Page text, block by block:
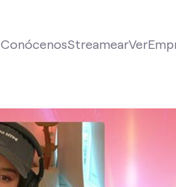
ConócenosStreamearVer